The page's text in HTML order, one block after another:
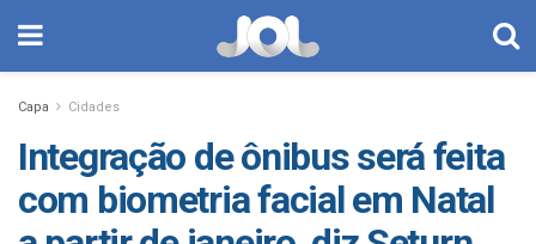
Capa Cidades
Integração de ônibus será feita
com biometria facial em Natal